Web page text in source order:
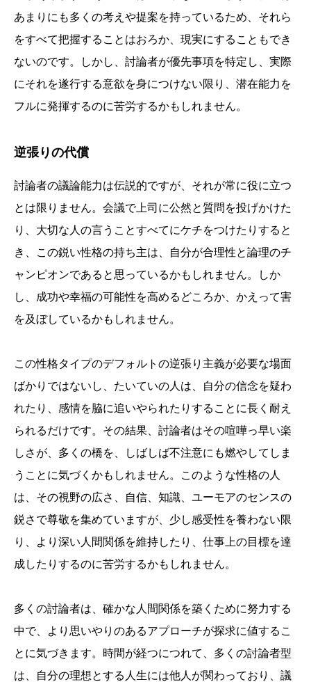
あまりにも多くの考えや提案を持っているため、それら
をすべて把握することはおろか、現実にすることもでき
ないのです。しかし、討論者が優先事項を特定し、実際
にそれを遂行する意欲を身につけない限り、潜在能力を
フルに発揮するのに苦労するかもしれません。
逆張りの代償
討論者の議論能力は伝説的ですが、それが常に役に立つ
とは限りません。会議で上司に公然と質問を投げかけた
り、大切な人の言うことすべてにケチをつけたりすると
き、この鋭い性格の持ち主は、自分が合理性と論理のチ
ャンピオンであると思っているかもしれません。しか
し、成功や幸福の可能性を高めるどころか、かえって害
を及ぼしているかもしれません。
この性格タイプのデフォルトの逆張り主義が必要な場面
ばかりではないし、たいていの人は、自分の信念を疑わ
れたり、感情を脇に追いやられたりすることに長く耐え
られるだけです。その結果、討論者はその喧嘩っ早い楽
しさが、多くの橋を、しばしば不注意にも燃やしてしま
うことに気づくかもしれません。このような性格の人
は、その視野の広さ、自信、知識、ユーモアのセンスの
鋭さで尊敬を集めていますが、少し感受性を養わない限
り、より深い人間関係を維持したり、仕事上の目標を達
成したりするのに苦労するかもしれません。
多くの討論者は、確かな人間関係を築くために努力する
中で、より思いやりのあるアプローチが探求に値するこ
とに気づきます。時間が経つにつれて、多くの討論者型
は、自分の理想とする人生には他人が関わっており、議